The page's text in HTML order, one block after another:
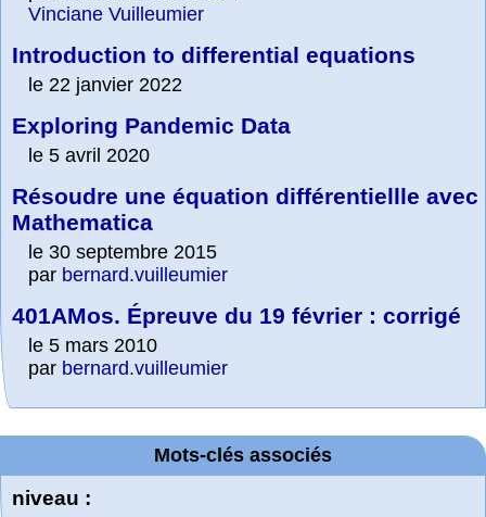
Vinciane Vuilleumier
Introduction to differential equations
le 22 janvier 2022
Exploring Pandemic Data
le 5 avril 2020
Résoudre une équation différentiellle avec
Mathematica
le 30 septembre 2015
par bernard.vuilleumier
401AMos. Épreuve du 19 février : corrigé
le 5 mars 2010
par bernard.vuilleumier
Mots-clés associés
niveau :